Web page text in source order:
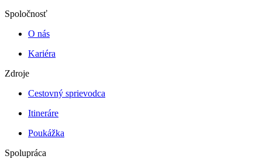
Spoločnosť
O nás
Kariéra
Zdroje
Cestovný sprievodca
Itineráre
Poukážka
Spolupráca